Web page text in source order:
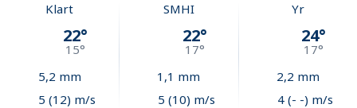
Klart
22°
15°
5,2 mm
5 (12) m/s
SMHI
22°
17°
1,1 mm
5 (10) m/s
Yr
24°
17°
2,2 mm
4 (- -) m/s